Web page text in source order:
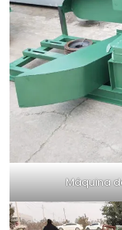
Máquina